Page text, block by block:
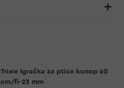
Trixie Igračka za ptice konop 60
cm/fi-23 mm